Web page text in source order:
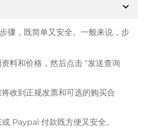
expand_more
骤，既简单又安全。一般来说，步
料和价格，然后点击 "发送查询
收到正规发票和可选的购买合
Paypal 付款既方便又安全。